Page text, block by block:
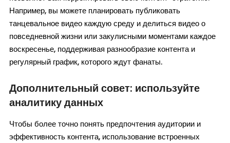
Например, вы можете планировать публиковать
танцевальное видео каждую среду и делиться видео о
повседневной жизни или закулисными моментами каждое
воскресенье, поддерживая разнообразие контента и
регулярный график, которого ждут фанаты.
Дополнительный совет: используйте
аналитику данных
Чтобы более точно понять предпочтения аудитории и
эффективность контента, использование встроенных